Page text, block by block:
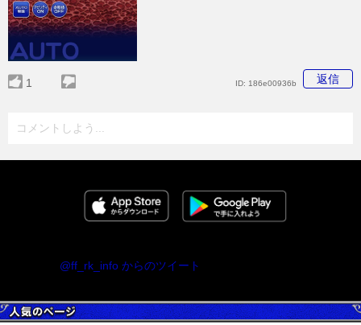
1 返信
ID: 186e00936b
コメントしよう...
@ff_rk_info からのツイート